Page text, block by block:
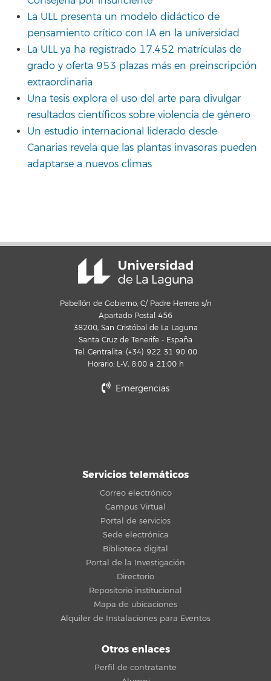
La ULL presenta un modelo didáctico de
pensamiento crítico con IA en la universidad
La ULL ya ha registrado 17.452 matrículas de
grado y oferta 953 plazas más en preinscripción
extraordinaria
Una tesis explora el uso del arte para divulgar
resultados científicos sobre violencia de género
Un estudio internacional liderado desde
Canarias revela que las plantas invasoras pueden
adaptarse a nuevos climas
Pabellón de Gobierno, C/ Padre Herrera s/n
Apartado Postal 456
38200, San Cristóbal de La Laguna
Santa Cruz de Tenerife - España
Tel. Centralita: (+34) 922 31 90 00
Horario: L-V, 8:00 a 21:00 h
Emergencias
Servicios telemáticos
Correo electrónico
Campus Virtual
Portal de servicios
Sede electrónica
Biblioteca digital
Portal de la Investigación
Directorio
Repositorio institucional
Mapa de ubicaciones
Alquiler de Instalaciones para Eventos
Otros enlaces
Perfil de contratante